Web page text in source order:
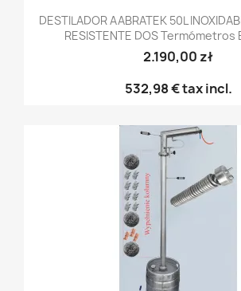
DESTILADOR AABRATEK 50L
RESISTENTE DOS Termómetros
2.190,00 zł
532,98 €tax incl.